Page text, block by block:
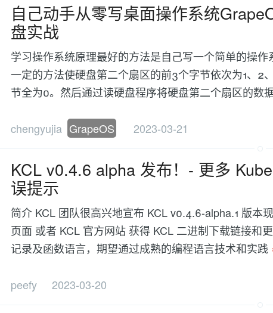
自己动手从零写桌面操作系统
盘实战
学习操作系统原理最好的方法是自己写一个简单的操
一定的方法使硬盘第二个扇区的前3个字节依次为1、
节全为0。然后通过读硬盘程序将硬盘第二个扇区的
chengyujia GrapeOS 2023-03-21
KCL v0.4.6 alpha 发布！- 更多
误提示
简介 KCL 团队很高兴地宣布 KCL v0.4.6-alpha.1 版本
页面 或者 KCL 官方网站 获得 KCL 二进制下载链接和
记录及函数语言，期望通过成熟的编程语言技术和实践
peefy 2023-03-20